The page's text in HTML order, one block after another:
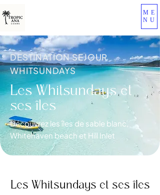
ME
NU
DESTINATION SEJOUR
WHITSUNDAYS
Les Whitsundays et
ses îles
Découvrez les îles de sable blanc,
Whitehaven beach et Hill Inlet
Les Whitsundays et ses îles